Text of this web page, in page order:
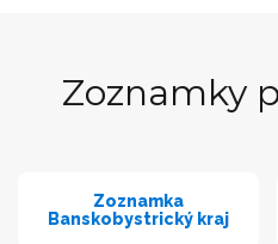
Zoznamky
Zoznamka
Banskobystrický kraj